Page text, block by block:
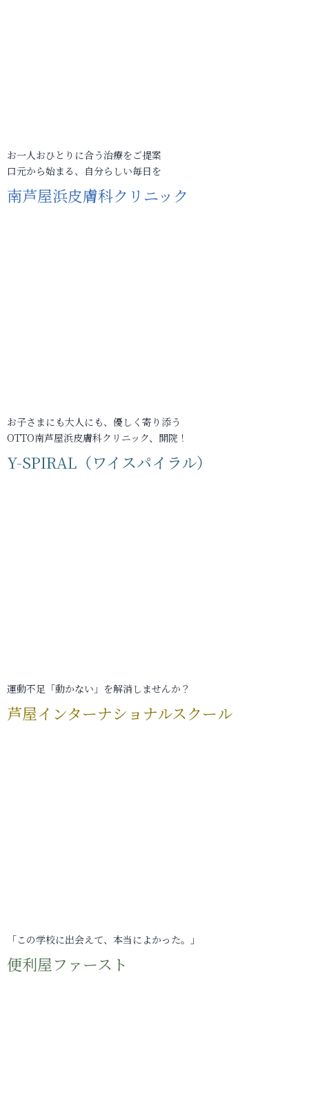
お一人おひとりに合う治療をご提案
口元から始まる、自分らしい毎日を
南芦屋浜皮膚科クリニック
お子さまにも大人にも、優しく寄り添う
OTTO南芦屋浜皮膚科クリニック、開院！
Y-SPIRAL（ワイスパイラル）
運動不足「動かない」を解消しませんか？
芦屋インターナショナルスクール
「この学校に出会えて、本当によかった。」
便利屋ファースト